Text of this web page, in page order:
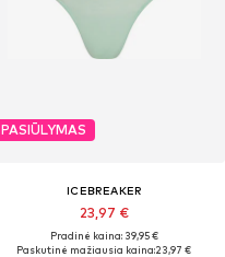
PASIŪLYMAS
ICEBREAKER
23,97 €
Pradinė kaina: 39,95 €
Paskutinė mažiausia kaina:23,97 €